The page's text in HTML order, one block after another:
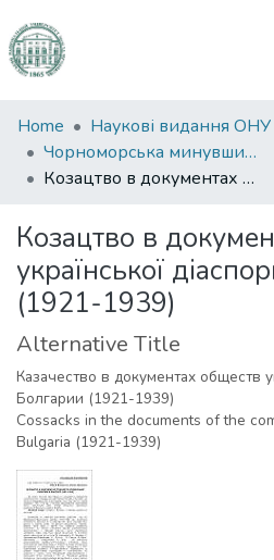
Communities
&
Collections
Statistics
Home
Чорноморська минувшина
Козацтво в документах товариств української діаспори в Болгарії (1921-1939)
Козацтво в
української
(1921-1939)
Alternative Title
Казачество в документах обществ
Болгарии (1921-1939)
Cossacks in the documents of the
Bulgaria (1921-1939)